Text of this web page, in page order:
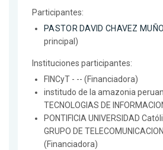
Participantes:
PASTOR DAVID CHAVEZ
principal)
Instituciones participantes:
FINCyT - -- (Financiadora)
institudo de la amazonia
TECNOLOGIAS DE
PONTIFICIA UNIVERSIDAD
GRUPO DE
(Financiadora)